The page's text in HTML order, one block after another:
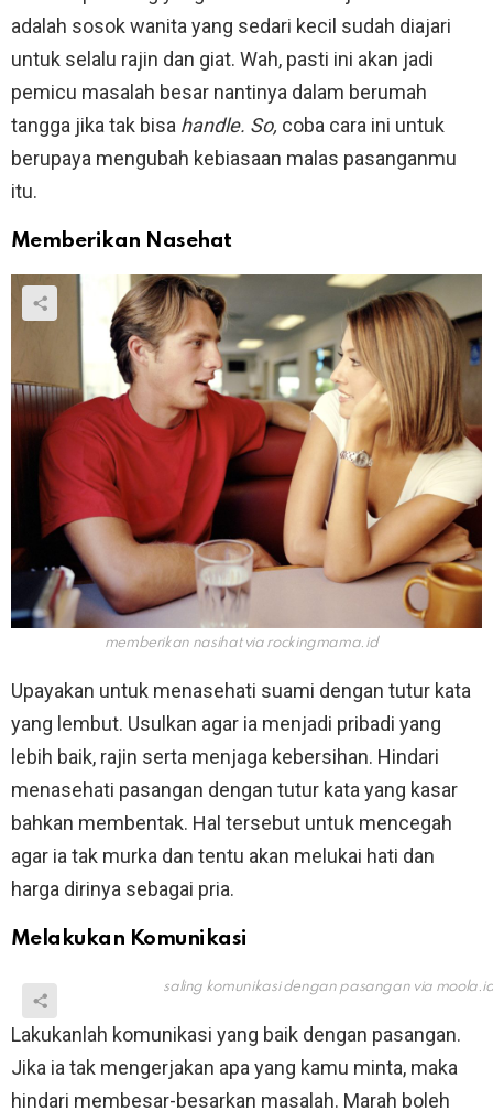
adalah sosok wanita yang sedari kecil sudah diajari
untuk selalu rajin dan giat. Wah, pasti ini akan jadi
pemicu masalah besar nantinya dalam berumah
tangga jika tak bisa handle. So, coba cara ini untuk
berupaya mengubah kebiasaan malas pasanganmu
itu.
Memberikan Nasehat
memberikan nasihat via rockingmama.id
Upayakan untuk menasehati suami dengan tutur kata
yang lembut. Usulkan agar ia menjadi pribadi yang
lebih baik, rajin serta menjaga kebersihan. Hindari
menasehati pasangan dengan tutur kata yang kasar
bahkan membentak. Hal tersebut untuk mencegah
agar ia tak murka dan tentu akan melukai hati dan
harga dirinya sebagai pria.
Melakukan Komunikasi
saling komunikasi dengan pasangan via
Lakukanlah komunikasi yang baik dengan pasangan.
Jika ia tak mengerjakan apa yang kamu minta, maka
hindari membesar-besarkan masalah. Marah boleh